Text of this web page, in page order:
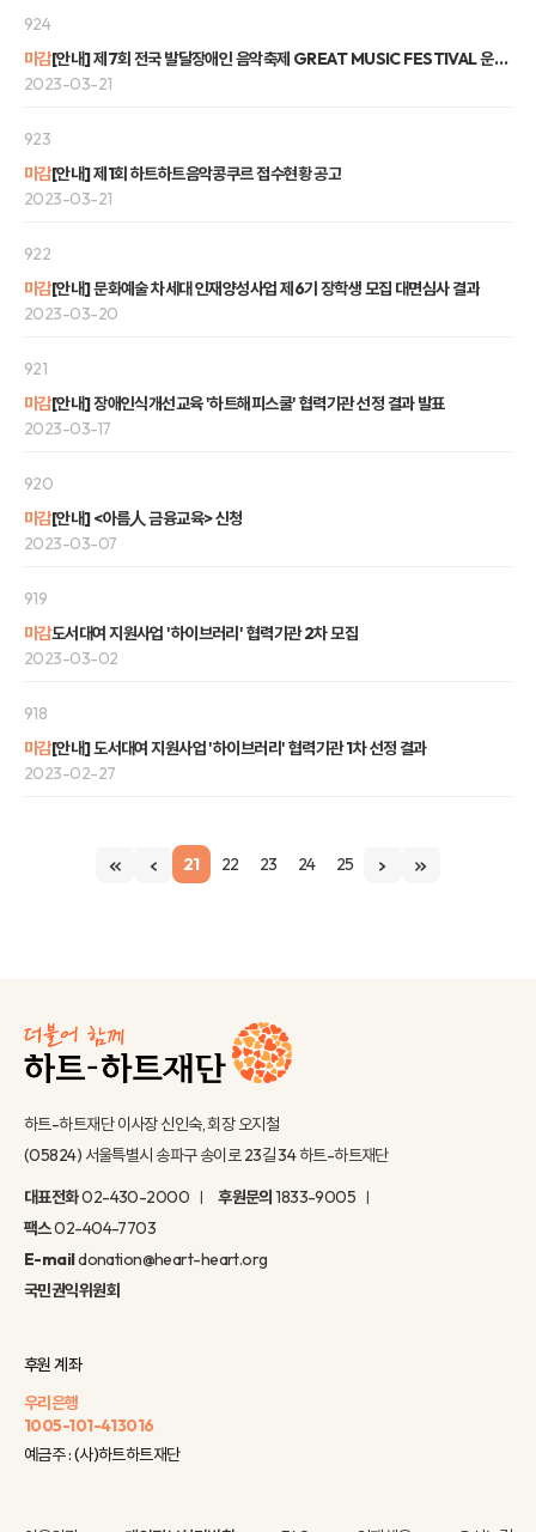
924
마감
[안내] 제7회 전국 발달장애인 음악축제 GREAT MUSIC FESTIVAL 운영 대행용역 입찰공고
2023-03-21
923
마감[안내] 제1회 하트하트음악콩쿠르 접수현황 공고
2023-03-21
922
마감[안내] 문화예술 차세대 인재양성사업 제6기 장학생 모집 대면심사 결과
2023-03-20
921
마감[안내] 장애인식개선교육 '하트해피스쿨' 협력기관 선정 결과 발표
2023-03-17
920
마감[안내] <아름人 금융교육> 신청
2023-03-07
919
마감도서대여 지원사업 '하이브러리' 협력기관 2차 모집
2023-03-02
918
마감[안내] 도서대여 지원사업 '하이브러리' 협력기관 1차 선정 결과
2023-02-27
21 22 23 24 25
하트-하트재단 이사장 신인숙, 회장 오지철
(05824) 서울특별시 송파구 송이로 23길 34 하트-하트재단
대표전화02-430-2000 후원문의1833-9005
팩스02-404-7703
E-maildonation@heart-heart.org
국민권익위원회
후원 계좌
우리은행
1005-101-413016
예금주 : (사)하트하트재단